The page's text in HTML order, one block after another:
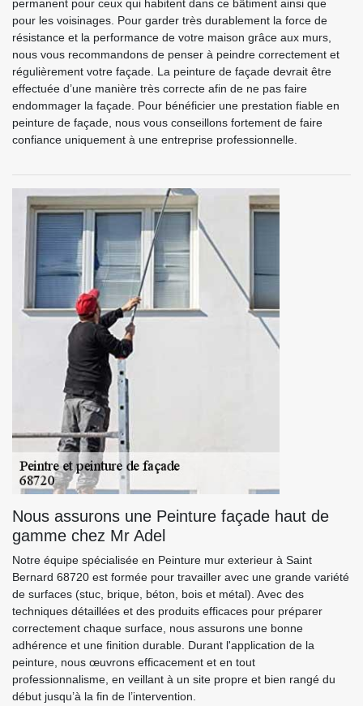
permanent pour ceux qui habitent dans ce bâtiment ainsi que
pour les voisinages. Pour garder très durablement la force de
résistance et la performance de votre maison grâce aux murs,
nous vous recommandons de penser à peindre correctement et
régulièrement votre façade. La peinture de façade devrait être
effectuée d’une manière très correcte afin de ne pas faire
endommager la façade. Pour bénéficier une prestation fiable en
peinture de façade, nous vous conseillons fortement de faire
confiance uniquement à une entreprise professionnelle.
Nous assurons une Peinture façade haut de
gamme chez Mr Adel
Notre équipe spécialisée en Peinture mur exterieur à Saint
Bernard 68720 est formée pour travailler avec une grande variété
de surfaces (stuc, brique, béton, bois et métal). Avec des
techniques détaillées et des produits efficaces pour préparer
correctement chaque surface, nous assurons une bonne
adhérence et une finition durable. Durant l'application de la
peinture, nous œuvrons efficacement et en tout
professionnalisme, en veillant à un site propre et bien rangé du
début jusqu’à la fin de l’intervention.